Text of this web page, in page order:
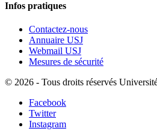
Infos pratiques
Contactez-nous
Annuaire USJ
Webmail USJ
Mesures de sécurité
© 2026 - Tous droits réservés
Facebook
Twitter
Instagram